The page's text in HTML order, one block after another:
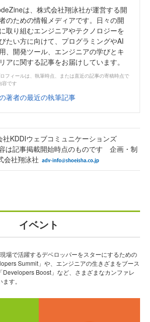
は、株式会社翔泳社が運営する開
のための情報メディアです。日々の開
取り組むエンジニアやテクノロジーを
たい方に向けて、プログラミングやAI
、開発ツール、エンジニアの学びとキ
アに関する記事をお届けしています。
フィールは、執筆時点、または直近の記事の寄稿時点で
容です
著者の最近の執筆記事
社KDDIウェブコミュニケーションズ
は記事掲載開始時点のものです 企画・制
社翔泳社
イベント
場で活躍するデベロッパーをスターにするための
Summit」や、エンジニアの生きざまをブース
Developers Boost」など、さまざまなカンファレ
す。